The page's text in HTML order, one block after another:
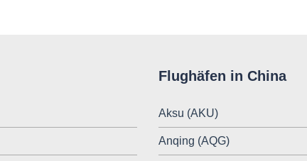
Flughäfen in China
Aksu (AKU)
Anqing (AQG)